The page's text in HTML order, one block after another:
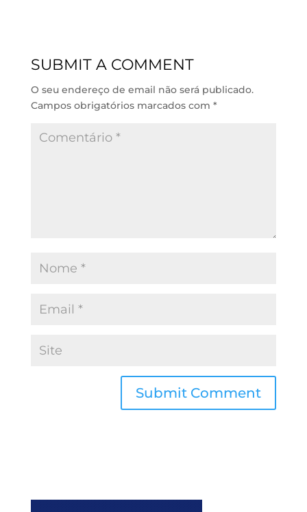
I
p
o
SUBMIT A COMMENT
O seu endereço de email não será publicado.
Campos obrigatórios marcados com *